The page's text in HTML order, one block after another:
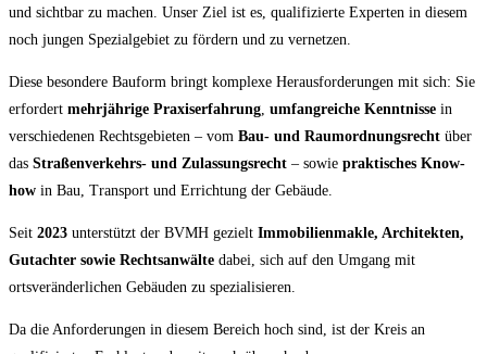
und sichtbar zu machen. Unser Ziel ist es, qualifizierte Experten in diesem
noch jungen Spezialgebiet zu fördern und zu vernetzen.
Diese besondere Bauform bringt komplexe Herausforderungen mit sich: Sie
erfordert mehrjährige Praxiserfahrung, umfangreiche Kenntnisse in
verschiedenen Rechtsgebieten – vom Bau- und Raumordnungsrecht über
das Straßenverkehrs- und Zulassungsrecht – sowie praktisches Know-
how in Bau, Transport und Errichtung der Gebäude.
Seit 2023 unterstützt der BVMH gezielt Immobilienmakle, Architekten,
Gutachter sowie Rechtsanwälte dabei, sich auf den Umgang mit
ortsveränderlichen Gebäuden zu spezialisieren.
Da die Anforderungen in diesem Bereich hoch sind, ist der Kreis an